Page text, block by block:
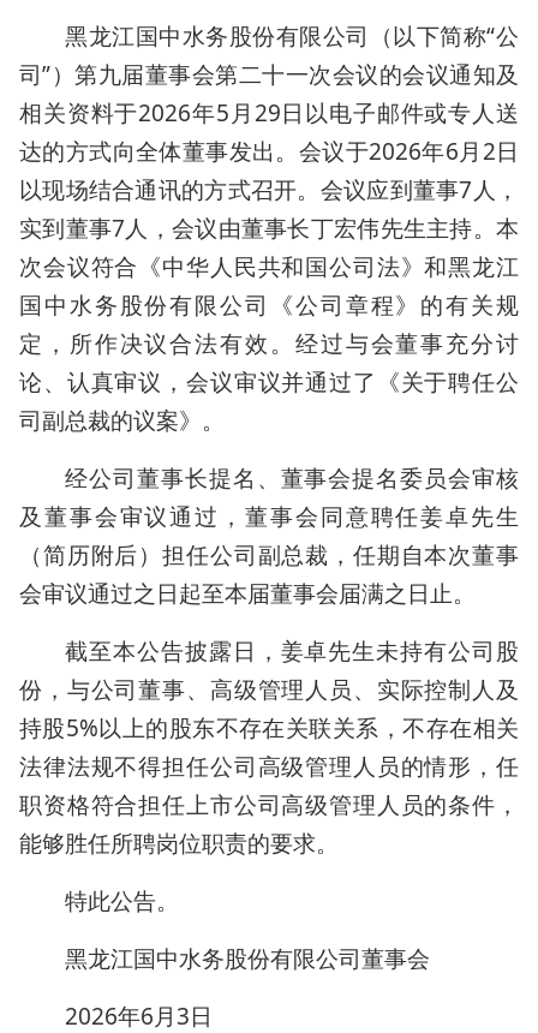
黑龙江国中水务股份有限公司（以下简称“公
司”）第九届董事会第二十一次会议的会议通知及
相关资料于2026年5月29日以电子邮件或专人送
达的方式向全体董事发出。会议于2026年6月2日
以现场结合通讯的方式召开。会议应到董事7人，
实到董事7人，会议由董事长丁宏伟先生主持。本
次会议符合《中华人民共和国公司法》和黑龙江
国中水务股份有限公司《公司章程》的有关规
定，所作决议合法有效。经过与会董事充分讨
论、认真审议，会议审议并通过了《关于聘任公
司副总裁的议案》。
经公司董事长提名、董事会提名委员会审核
及董事会审议通过，董事会同意聘任姜卓先生
（简历附后）担任公司副总裁，任期自本次董事
会审议通过之日起至本届董事会届满之日止。
截至本公告披露日，姜卓先生未持有公司股
份，与公司董事、高级管理人员、实际控制人及
持股5%以上的股东不存在关联关系，不存在相关
法律法规不得担任公司高级管理人员的情形，任
职资格符合担任上市公司高级管理人员的条件，
能够胜任所聘岗位职责的要求。
特此公告。
黑龙江国中水务股份有限公司董事会
2026年6月3日